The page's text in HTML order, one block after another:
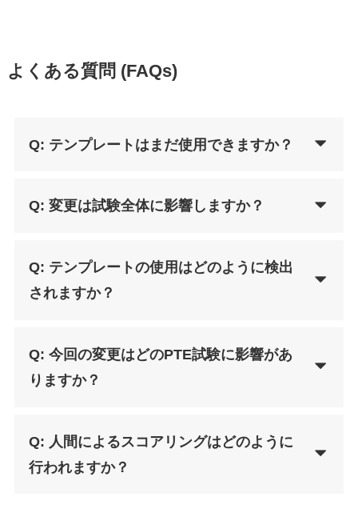
よくある質問 (FAQs)
Q: テンプレートはまだ使用できますか？
Q: 変更は試験全体に影響しますか？
Q: テンプレートの使用はどのように検出
されますか？
Q: 今回の変更はどのPTE試験に影響があ
りますか？
Q: 人間によるスコアリングはどのように
行われますか？